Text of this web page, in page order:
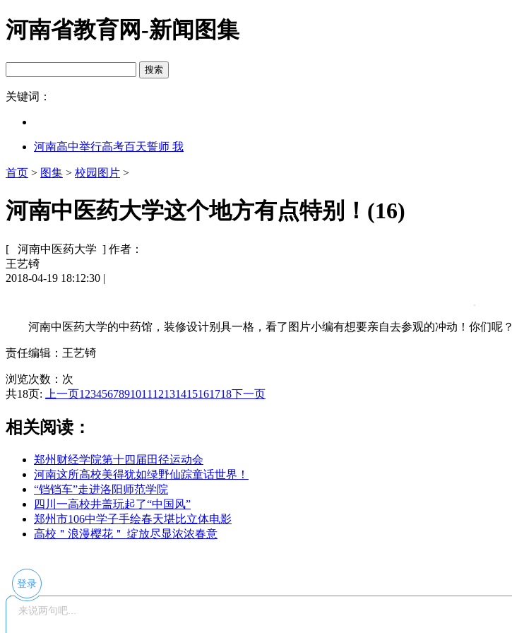
河南省教育网-新闻图集
关键词：
河南高中举行高考百天誓师 我
首页 > 图集 > 校园图片 >
河南中医药大学这个地方有点特别！(16)
[ 河南中医药大学 ] 作者：
王艺锜
2018-04-19 18:12:30 |
河南中医药大学的中药馆，装修设计别具一格，看了图片小编有想要亲自去参观的冲动！你们呢？
责任编辑：王艺锜
浏览次数： 次
共18页:
上一页1 234567891011 12131415161718下一页
相关阅读：
郑州财经学院第十四届田径运动会
河南这所高校美得犹如绿野仙踪童话世界！
“铛铛车”走进洛阳师范学院
四川一高校井盖玩起了“中国风”
郑州市106中学子手绘春天堪比立体电影
高校＂浪漫樱花＂ 绽放尽显浓浓春意
登录